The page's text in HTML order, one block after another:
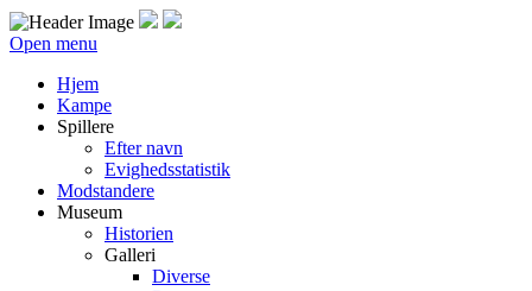
Open menu
Hjem
Kampe
Spillere
Efter navn
Evighedsstatistik
Modstandere
Museum
Historien
Galleri
Diverse